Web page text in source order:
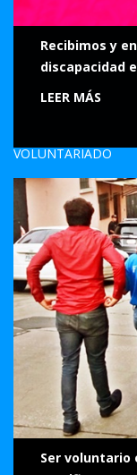
Recibimos y
discapacidad
LEER MÁS
VOLUNTARIADO
Ser voluntario